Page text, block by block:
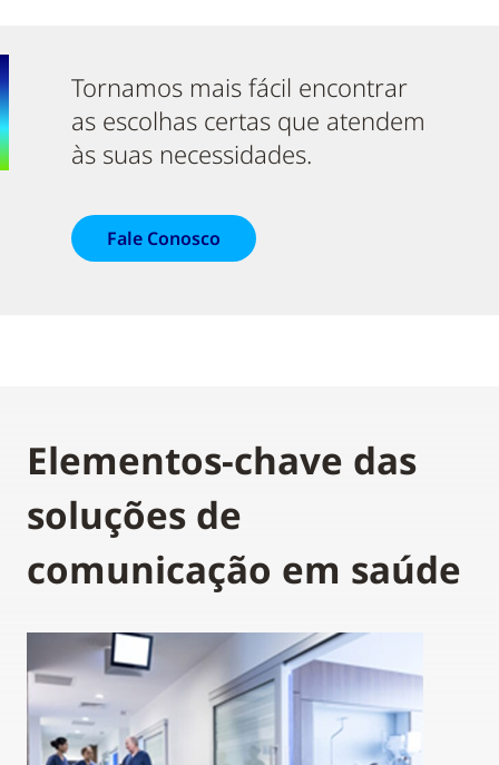
Tornamos mais fácil encontrar
as escolhas certas que atendem
às suas necessidades.
Fale Conosco
Elementos-chave das
soluções de
comunicação em saúde